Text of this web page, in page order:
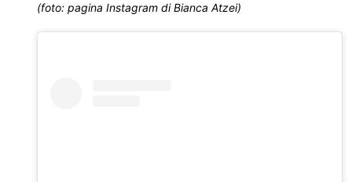
(foto: pagina Instagram di Bianca Atzei)